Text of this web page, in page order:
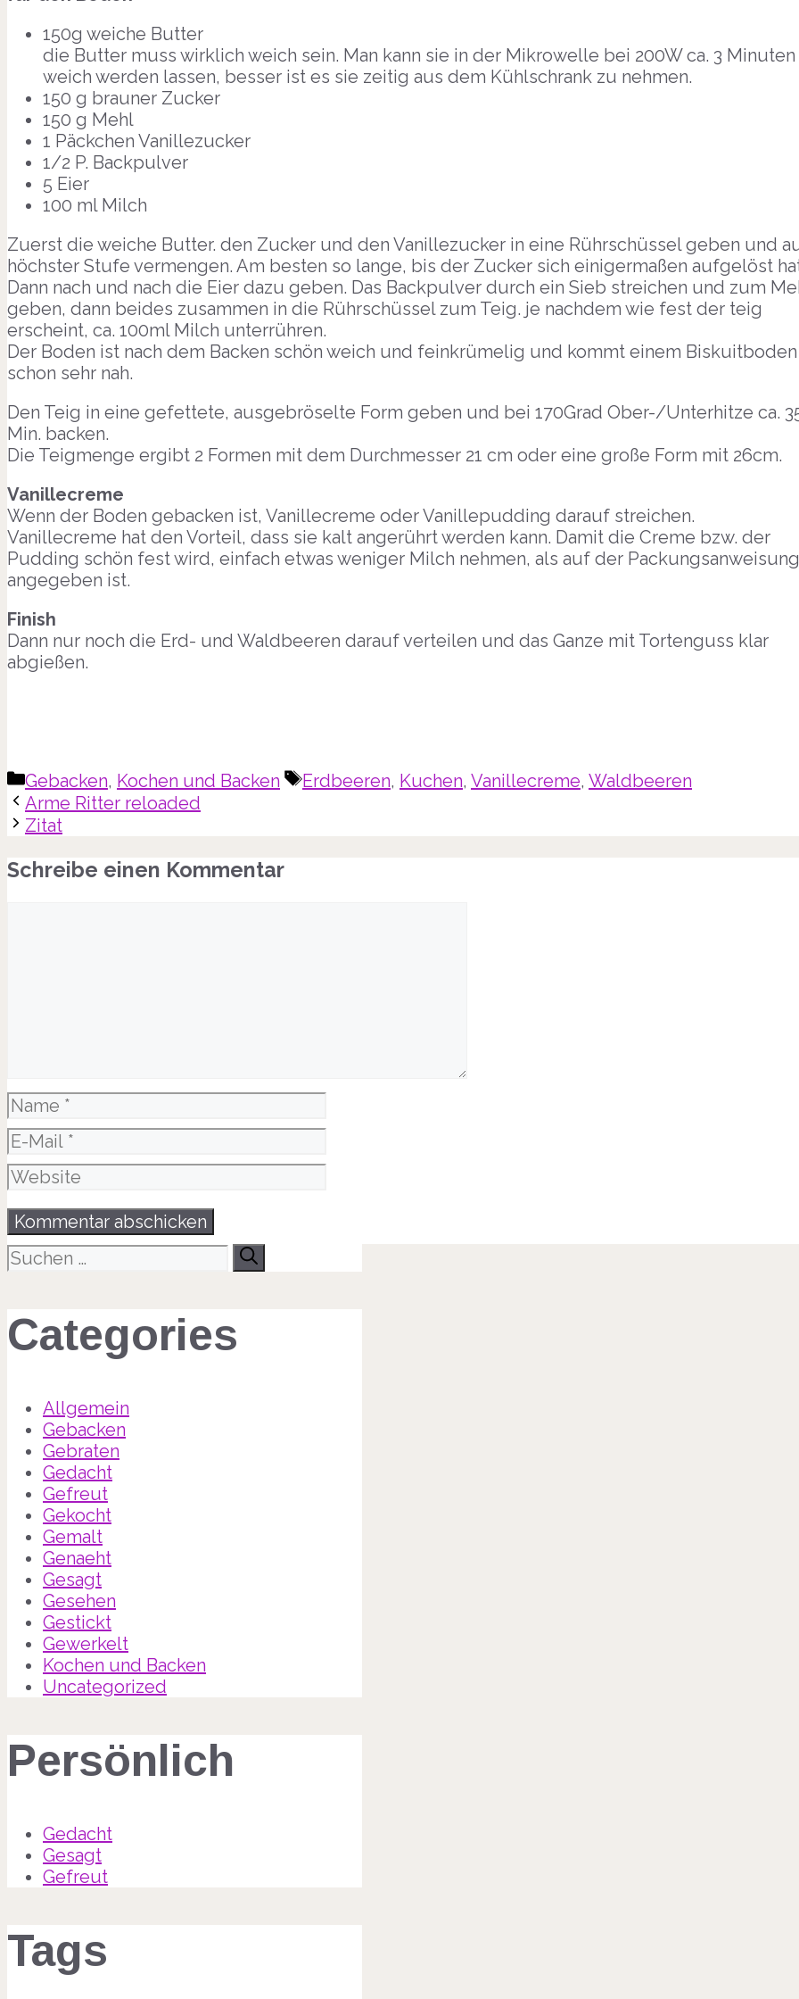
150g weiche Butter
die Butter muss wirklich weich sein. Man kann sie in der Mikrowelle bei 200W ca. 3 Minuten
weich werden lassen, besser ist es sie zeitig aus dem Kühlschrank zu nehmen.
150 g brauner Zucker
150 g Mehl
1 Päckchen Vanillezucker
1/2 P. Backpulver
5 Eier
100 ml Milch
Zuerst die weiche Butter. den Zucker und den Vanillezucker in eine Rührschüssel geben und
höchster Stufe vermengen. Am besten so lange, bis der Zucker sich einigermaßen aufgelöst
Dann nach und nach die Eier dazu geben. Das Backpulver durch ein Sieb streichen und zum
geben, dann beides zusammen in die Rührschüssel zum Teig. je nachdem wie fest der teig
erscheint, ca. 100ml Milch unterrühren.
Der Boden ist nach dem Backen schön weich und feinkrümelig und kommt einem Biskuitboden
schon sehr nah.
Den Teig in eine gefettete, ausgebröselte Form geben und bei 170Grad Ober-/Unterhitze ca.
Min. backen.
Die Teigmenge ergibt 2 Formen mit dem Durchmesser 21 cm oder eine große Form mit 26cm.
Vanillecreme
Wenn der Boden gebacken ist, Vanillecreme oder Vanillepudding darauf streichen.
Vanillecreme hat den Vorteil, dass sie kalt angerührt werden kann. Damit die Creme bzw. der
Pudding schön fest wird, einfach etwas weniger Milch nehmen, als auf der Packungsanweisung
angegeben ist.
Finish
Dann nur noch die Erd- und Waldbeeren darauf verteilen und das Ganze mit Tortenguss klar
abgießen.
Kategorien
Gebacken, Kochen und Backen Schlagwörter
Erdbeeren, Kuchen, Vanillecreme, Waldbeeren
Arme Ritter reloaded
Zitat
Schreibe einen Kommentar
Name
E-
Mail
Website
Suche
nach:
Categories
Allgemein
Gebacken
Gebraten
Gedacht
Gefreut
Gekocht
Gemalt
Genaeht
Gesagt
Gesehen
Gestickt
Gewerkelt
Kochen und Backen
Uncategorized
Persönlich
Gedacht
Gesagt
Gefreut
Tags